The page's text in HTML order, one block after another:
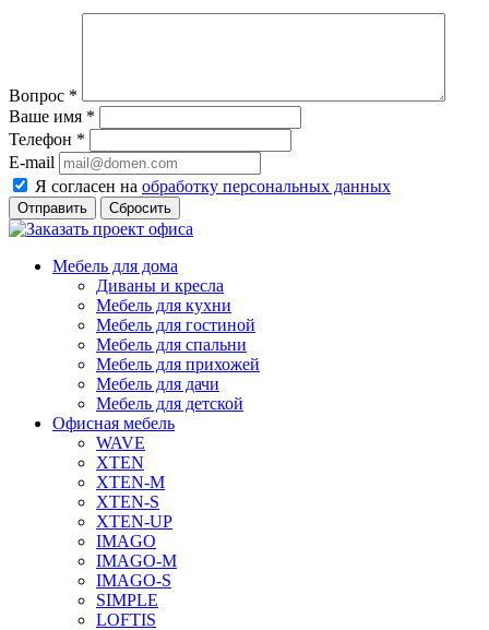
Вопрос *
Ваше имя *
Телефон *
E-mail
Я согласен на обработку персональных данных
Сбросить
Мебель для дома
Диваны и кресла
Мебель для кухни
Мебель для гостиной
Мебель для спальни
Мебель для прихожей
Мебель для дачи
Мебель для детской
Офисная мебель
WAVE
XTEN
XTEN-M
XTEN-S
XTEN-UP
IMAGO
IMAGO-M
IMAGO-S
SIMPLE
LOFTIS